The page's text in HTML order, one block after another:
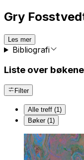
Gry
Les mer
Bibliografi
Liste over
Filter
Alle treff (1)
Bøker (1)